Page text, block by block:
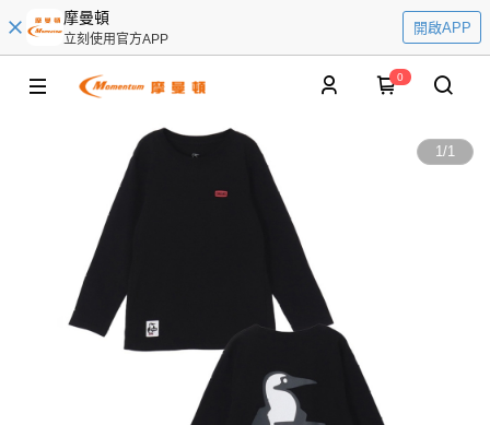
摩曼頓
立刻使用官方APP
開啟APP
0
1/1